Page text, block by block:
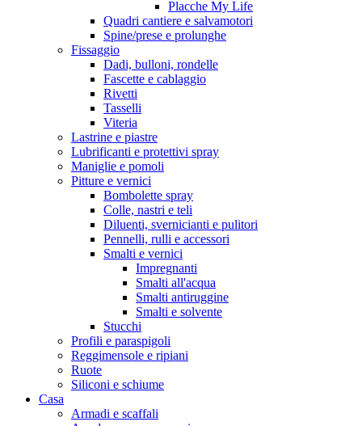
Placche My Life
Quadri cantiere e salvamotori
Spine/prese e prolunghe
Fissaggio
Dadi, bulloni, rondelle
Fascette e cablaggio
Rivetti
Tasselli
Viteria
Lastrine e piastre
Lubrificanti e protettivi spray
Maniglie e pomoli
Pitture e vernici
Bombolette spray
Colle, nastri e teli
Diluenti, svernicianti e pulitori
Pennelli, rulli e accessori
Smalti e vernici
Impregnanti
Smalti all'acqua
Smalti antiruggine
Smalti e solvente
Stucchi
Profili e paraspigoli
Reggimensole e ripiani
Ruote
Siliconi e schiume
Casa
Armadi e scaffali